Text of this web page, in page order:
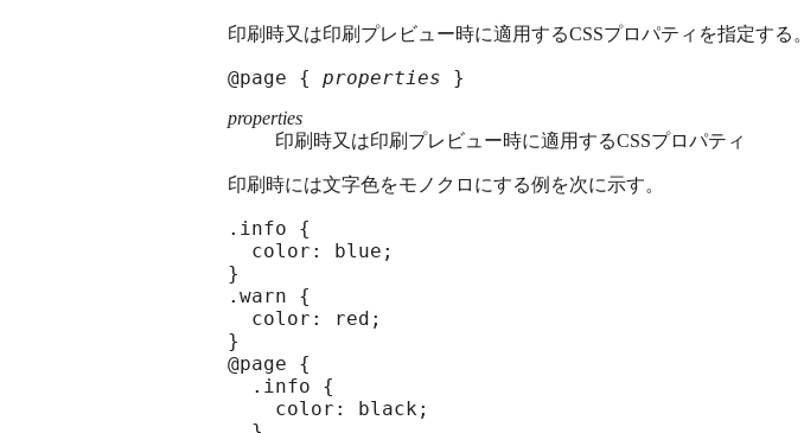
印刷時又は印刷プレビュー時に適用するCSSプロパティを指定する。
@page { properties }
properties
印刷時又は印刷プレビュー時に適用するCSSプロパティ
印刷時には文字色をモノクロにする例を次に示す。
.info {
  color: blue;
}
.warn {
  color: red;
}
@page {
  .info {
    color: black;